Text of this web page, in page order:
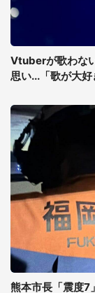
Vtuberが歌わな
思い...「歌が大好
熊本市長「震度7